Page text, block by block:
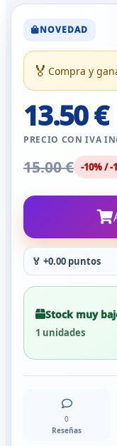
NOVEDAD
🏅 Compra y
13.50 €
PRECIO CON IVA
15.00 € -10% / -
🏅 +0.00 puntos
Stock muy
1 unidades
0
Reseñas